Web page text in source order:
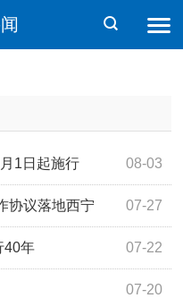
08-03
1日起施行
07-27
协议落地西宁
07-22
40年
07-20